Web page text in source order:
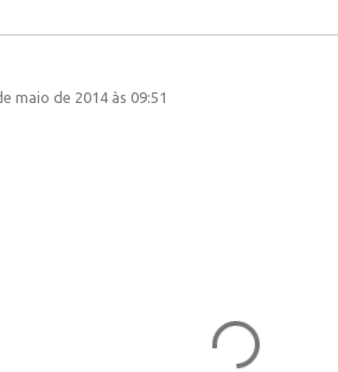
maio de 2014 às 09:51